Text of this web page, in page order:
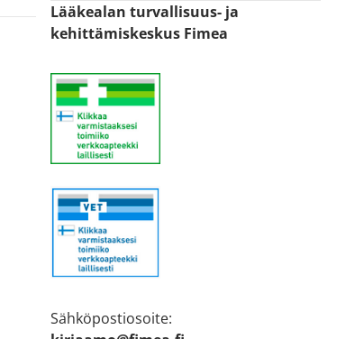
Lääkealan turvallisuus- ja
kehittämiskeskus Fimea
Sähköpostiosoite: